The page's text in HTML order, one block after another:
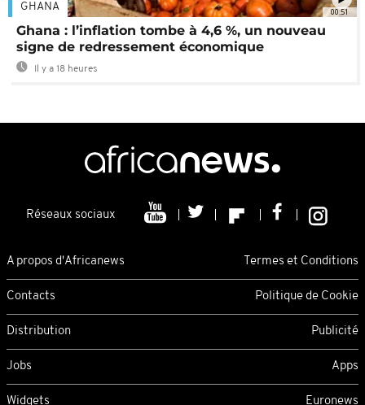
00:51
GHANA
Ghana : l’inflation tombe à 4,6 %, un nouveau
signe de redressement économique
Il y a 18 heures
Réseaux sociaux
A propos d'Africanews Termes et Conditions
Contacts Politique de Cookie
Distribution Publicité
Jobs Apps
Widgets Euronews